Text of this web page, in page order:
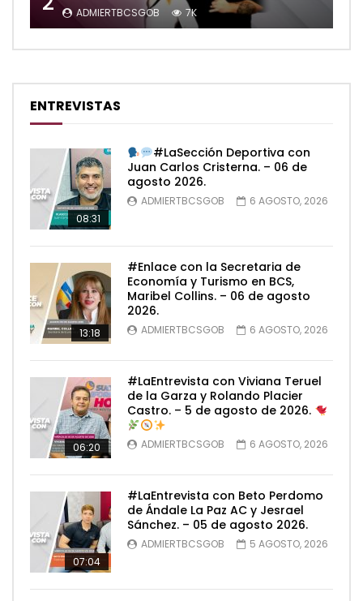
ADMIERTBCSGOB 7K
ENTREVISTAS
08:31
#LaSección Deportiva con
Juan Carlos Cristerna. – 06 de
agosto 2026.
ADMIERTBCSGOB 6 AGOSTO, 2026
13:18
#Enlace con la Secretaria de
Economía y Turismo en BCS,
Maribel Collins. – 06 de agosto
2026.
ADMIERTBCSGOB 6 AGOSTO, 2026
06:20
#LaEntrevista con Viviana Teruel
de la Garza y Rolando Placier
Castro. – 5 de agosto de 2026.
ADMIERTBCSGOB 6 AGOSTO, 2026
07:04
#LaEntrevista con Beto Perdomo
de Ándale La Paz AC y Jesrael
Sánchez. – 05 de agosto 2026.
ADMIERTBCSGOB 5 AGOSTO, 2026